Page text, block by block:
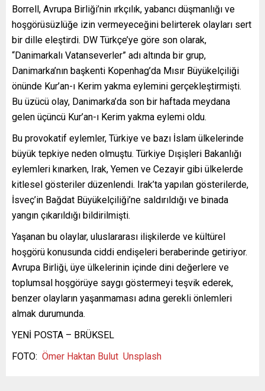
Borrell, Avrupa Birliği’nin ırkçılık, yabancı düşmanlığı ve
hoşgörüsüzlüğe izin vermeyeceğini belirterek olayları sert
bir dille eleştirdi. DW Türkçe’ye göre son olarak,
“Danimarkalı Vatanseverler” adı altında bir grup,
Danimarka’nın başkenti Kopenhag’da Mısır Büyükelçiliği
önünde Kur’an-ı Kerim yakma eylemini gerçekleştirmişti.
Bu üzücü olay, Danimarka’da son bir haftada meydana
gelen üçüncü Kur’an-ı Kerim yakma eylemi oldu.
Bu provokatif eylemler, Türkiye ve bazı İslam ülkelerinde
büyük tepkiye neden olmuştu. Türkiye Dışişleri Bakanlığı
eylemleri kınarken, Irak, Yemen ve Cezayir gibi ülkelerde
kitlesel gösteriler düzenlendi. Irak’ta yapılan gösterilerde,
İsveç’in Bağdat Büyükelçiliği’ne saldırıldığı ve binada
yangın çıkarıldığı bildirilmişti.
Yaşanan bu olaylar, uluslararası ilişkilerde ve kültürel
hoşgörü konusunda ciddi endişeleri beraberinde getiriyor.
Avrupa Birliği, üye ülkelerinin içinde dini değerlere ve
toplumsal hoşgörüye saygı göstermeyi teşvik ederek,
benzer olayların yaşanmaması adına gerekli önlemleri
almak durumunda.
YENİ POSTA – BRÜKSEL
FOTO: Ömer Haktan Bulut Unsplash